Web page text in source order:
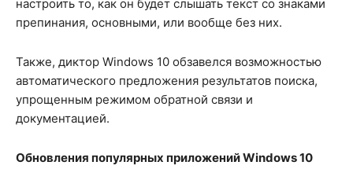
настроить то, как он будет слышать текст со знаками
препинания, основными, или вообще без них.
Также, диктор Windows 10 обзавелся возможностью
автоматического предложения результатов поиска,
упрощенным режимом обратной связи и
документацией.
Обновления популярных приложений Windows 10